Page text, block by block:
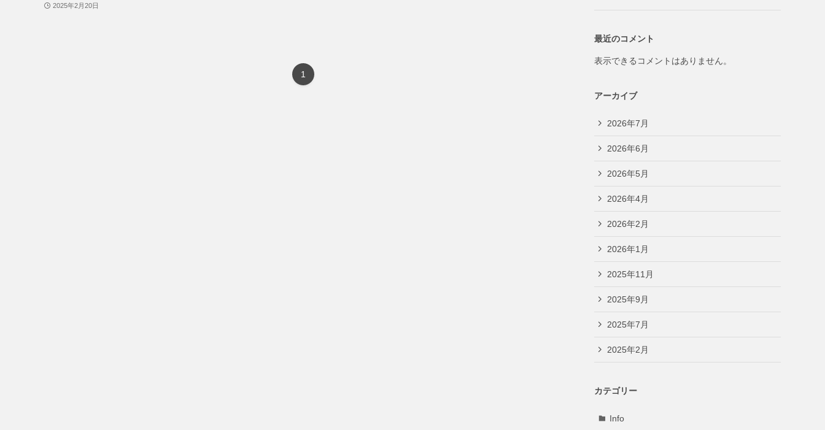
2025年2月20日
1
最近のコメント
表示できるコメントはありません。
アーカイブ
2026年7月
2026年6月
2026年5月
2026年4月
2026年2月
2026年1月
2025年11月
2025年9月
2025年7月
2025年2月
カテゴリー
Info